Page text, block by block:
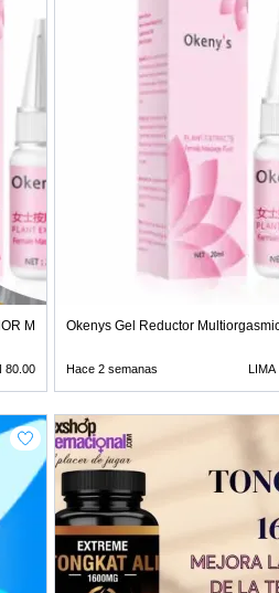
MIRAFLORES
80.00
Okenys Gel Reductor
Hace 2 semanas LIMA